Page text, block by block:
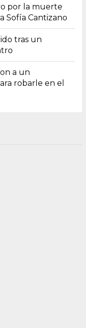
por la muerte
Sofía Cantizano
tras un
a un
robarle en el